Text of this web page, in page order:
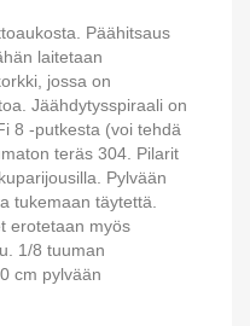
Päähitsaus
laitetaan
jossa on
Jäähdytysspiraali on
8 -putkesta (voi tehdä
teräs 304. Pilarit
Pylvään
tukemaan täytettä.
erotetaan myös
1/8 tuuman
cm pylvään